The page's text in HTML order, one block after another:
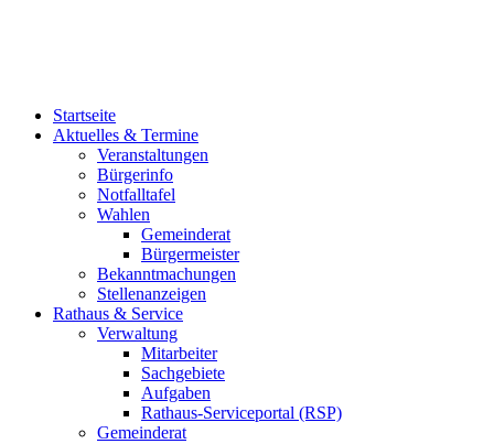
Startseite
Aktuelles & Termine
Veranstaltungen
Bürgerinfo
Notfalltafel
Wahlen
Gemeinderat
Bürgermeister
Bekanntmachungen
Stellenanzeigen
Rathaus & Service
Verwaltung
Mitarbeiter
Sachgebiete
Aufgaben
Rathaus-Serviceportal (RSP)
Gemeinderat